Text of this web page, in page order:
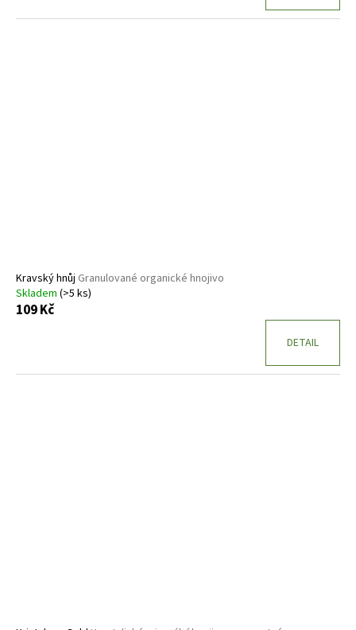
Kravský hnůj Granulované organické hnojivo
Skladem (>5 ks)
109 Kč
DETAIL